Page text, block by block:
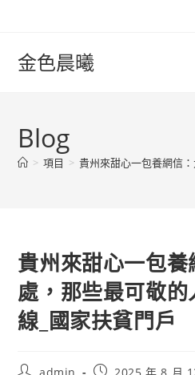
content金色晨曦
Blog
> 項目 > 貴州來甜心一包養網信
貴州來甜心一包
處，那些最可敬
線_國家扶貧門戶
Post
Post